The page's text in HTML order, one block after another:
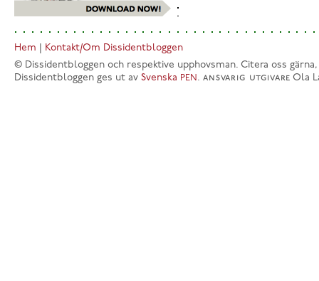
Hem
Kontakt/Om Dissidentbloggen
© Dissidentbloggen och respektive upphovsman. Citera oss
Dissidentbloggen ges ut av Svenska PEN . ansvarig utgivare Ola